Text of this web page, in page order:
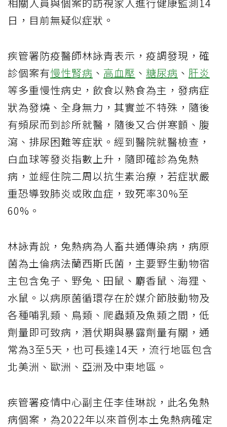
日，目前無疑似症狀。
疾管署防疫醫師林詠青表示，疫調發現，確
診個案有慢性腎病 、 高血壓 、 糖尿病 、 肝炎
等多重慢性病史，飲食以熟食為主，發病症
狀為發燒、全身無力，其實並不特殊，隨後
有頻尿而到診所就醫，隨後又合併寒顫、腹
瀉、排尿困難等症狀。經到醫院就醫檢查，
白血球等發炎指數上升，隨即確診為兔熱
病，並經住院二周以抗生素治療，若症狀嚴
重恐導致肺炎或敗血症，致死率30%至
60%。
林詠青說，兔熱病為人畜共通傳染病，病原
菌為土倫病法蘭西斯氏菌，主要野生動物宿
主包含兔子、野兔、田鼠、麝香鼠、海狸、
水鼠。以病原菌循環存在於媒介節肢動物及
各種哺乳類、鳥類、爬蟲類及魚類之間，低
劑量即可致病，潛伏期與暴露劑量有關，通
常為3至5天，也可長達14天，流行地區包含
北美洲、歐洲、亞洲及中東地區。
疾管署疫情中心副主任李佳琳說，此名兔熱
病個案，為2022年以來首例本土兔熱病確定